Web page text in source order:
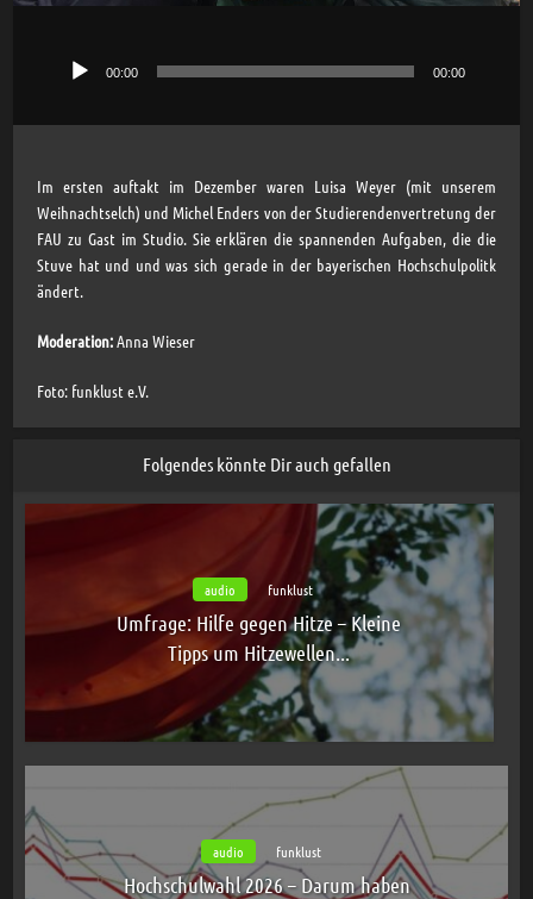
Player
00:00 00:00
Im ersten auftakt im Dezember waren Luisa Weyer (mit unserem
Weihnachtselch) und Michel Enders von der Studierendenvertretung der
FAU zu Gast im Studio. Sie erklären die spannenden Aufgaben, die die
Stuve hat und und was sich gerade in der bayerischen Hochschulpolitk
ändert.
Moderation:Anna Wieser
Foto: funklust e.V.
Folgendes könnte Dir auch gefallen
audio funklust
Umfrage: Hilfe gegen Hitze – Kleine
Tipps um Hitzewellen...
audio funklust
Hochschulwahl 2026 – Darum haben